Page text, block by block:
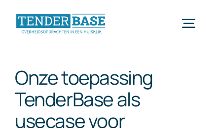
Tenderbase
Onze toepassing
TenderBase als
usecase voor